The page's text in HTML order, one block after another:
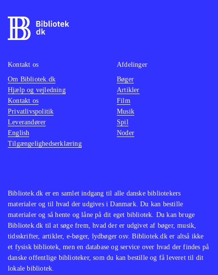
overkommelig sværhedsgrad.
Styringen af spillene er meget enkel
nogle spil vælger man selv én af
delene. Grafikken er meget simpel,
men farvestrålende og overskuelig.
Lydkvaliteten er ikke særlig god, og
talen lyder indimellem meget hul.
Alle instrukser gives udførligt på
dansk, hvilket er en klar fordel til
kommentarer undervejs. PEGI er
angivet til 3+, hvilket er fint.
Målgruppen er hundeglade børn fra
4-10 år, som givetvis vil glæde sig
over de mange hundekunster. Sprog:
dansk.
Bibliotek.dk er en samlet indgang til alle danske bibliotekers
materialer og til hvad der udgives i Danmark. Du kan bestille
materialer og så hente og låne på dit eget bibliotek. Du kan bruge
Bibliotek.dk til at søge frem, hvad der er udgivet af bøger, musik,
tidsskrifter, artikler, e-bøger, lydbøger osv. Bibliotek.dk er altså ikke
et fysisk bibliotek, men en database og service over hvad der findes på
danske offentlige biblioteker, som du kan bestille og få leveret til dit
lokale bibliotek.
Kontakt os
Om Bibliotek.dk
Hjælp og vejledning
Kontakt os
Privatlivspolitik
Leverandører
English
Tilgængelighedserklæring
Afdelinger
Bøger
Artikler
Film
Musik
Spil
Noder